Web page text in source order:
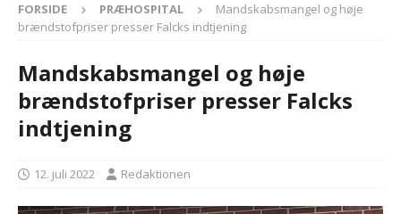
FORSIDE PRÆHOSPITAL
Mandskabsmangel og høje
brændstofpriser presser Falcks indtjening
Mandskabsmangel og høje
brændstofpriser presser Falcks
indtjening
12. juli 2022 Redaktionen